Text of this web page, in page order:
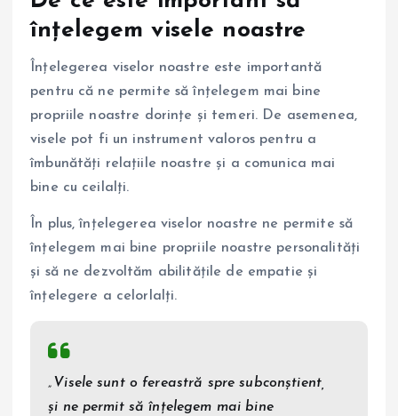
înțelegem visele noastre
Înțelegerea viselor noastre este importantă
pentru că ne permite să înțelegem mai bine
propriile noastre dorințe și temeri. De asemenea,
visele pot fi un instrument valoros pentru a
îmbunătăți relațiile noastre și a comunica mai
bine cu ceilalți.
În plus, înțelegerea viselor noastre ne permite să
înțelegem mai bine propriile noastre personalități
și să ne dezvoltăm abilitățile de empatie și
înțelegere a celorlalți.
„Visele sunt o fereastră spre subconștient,
și ne permit să înțelegem mai bine